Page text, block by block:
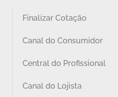
Finalizar Cotação
Canal do Consumidor
Central do Profissional
Canal do Lojista